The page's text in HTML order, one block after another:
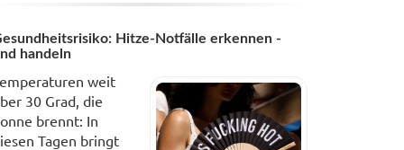
Hitze-Notfälle erkennen -
handeln
weit
30 Grad, die
brennt: In
Tagen bringt